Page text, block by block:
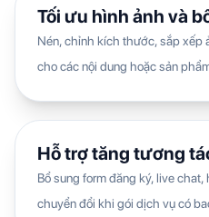
Tối ưu hình ảnh và
Nén, chỉnh kích thước, sắp xếp
cho các nội dung hoặc sản
Hỗ trợ tăng tương
Bổ sung form đăng ký, live
chuyển đổi khi gói dịch vụ có